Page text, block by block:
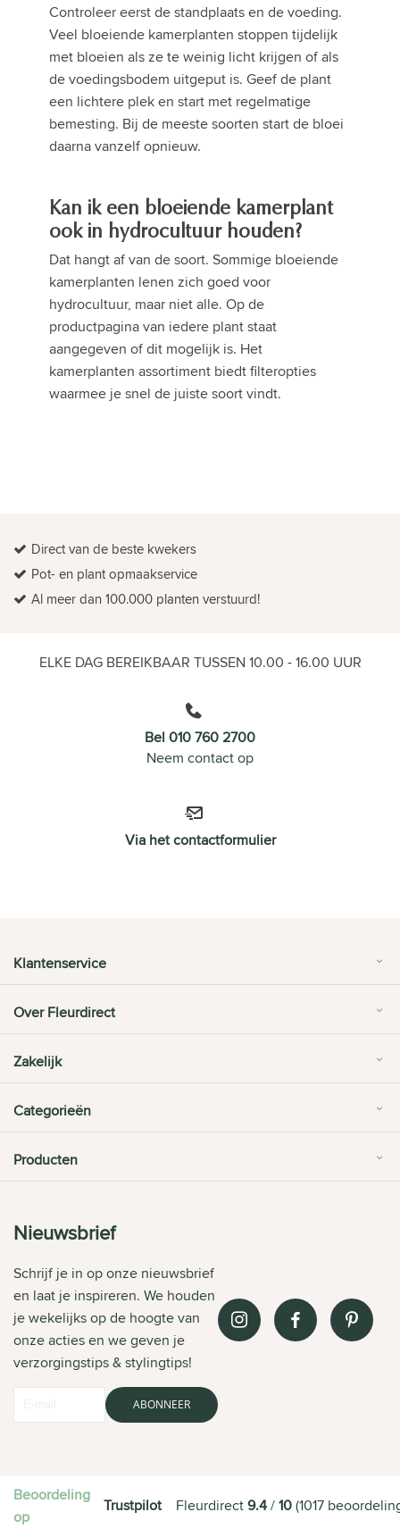
Controleer eerst de standplaats en de voeding.
Veel bloeiende kamerplanten stoppen tijdelijk
met bloeien als ze te weinig licht krijgen of als
de voedingsbodem uitgeput is. Geef de plant
een lichtere plek en start met regelmatige
bemesting. Bij de meeste soorten start de bloei
daarna vanzelf opnieuw.
Kan ik een bloeiende kamerplant
ook in hydrocultuur houden?
Dat hangt af van de soort. Sommige bloeiende
kamerplanten lenen zich goed voor
hydrocultuur, maar niet alle. Op de
productpagina van iedere plant staat
aangegeven of dit mogelijk is. Het
kamerplanten assortiment biedt filteropties
waarmee je snel de juiste soort vindt.
Direct van de beste kwekers
Pot- en plant opmaakservice
Al meer dan 100.000 planten verstuurd!
ELKE DAG BEREIKBAAR TUSSEN 10.00 - 16.00 UUR
Bel 010 760 2700
Neem contact op
Via het contactformulier
Klantenservice
Over Fleurdirect
Zakelijk
Categorieën
Producten
Nieuwsbrief
Schrijf je in op onze nieuwsbrief
en laat je inspireren. We houden
je wekelijks op de hoogte van
onze acties en we geven je
verzorgingstips & stylingtips!
ABONNEER
Beoordeling
op
Trustpilot Fleurdirect9.4/10(1017